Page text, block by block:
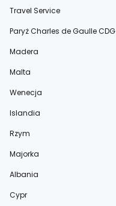
Travel Service
Paryż Charles de Gaulle CDG
Madera
Malta
Wenecja
Islandia
Rzym
Majorka
Albania
Cypr